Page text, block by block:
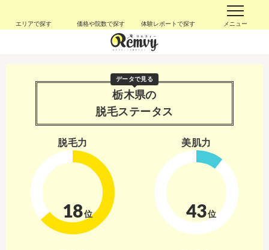
エリアで探す 価格や院数で探す 体験レポートで探す メニュー
データで見る
栃木県の
脱毛ステータス
脱毛力
18位
美肌力
43位